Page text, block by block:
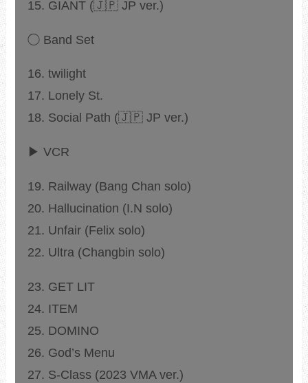
15. GIANT (🇯🇵 JP ver.)
◯ Band Set
16. twilight
17. Lonely St.
18. Social Path (🇯🇵 JP ver.)
▶ VCR
19. Railway (Bang Chan solo)
20. Hallucination (I.N solo)
21. Unfair (Felix solo)
22. Ultra (Changbin solo)
23. GET LIT
24. ITEM
25. DOMINO
26. God’s Menu
27. S-Class (2023 VMA ver.)